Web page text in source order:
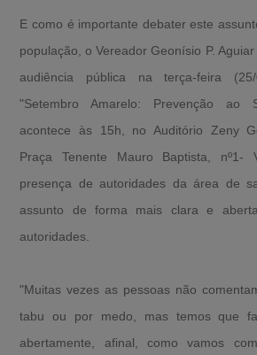
E como é importante debater este
população, o Vereador Geonísio P.
audiência pública na terça-feira
"Setembro Amarelo: Prevenção ao
acontece às 15h, no Auditório Zeny
Praça Tenente Mauro Baptista,
presença de autoridades da área de
assunto de forma mais clara e
autoridades.
"Muitas vezes as pessoas não
tabu ou por medo, mas temos que
abertamente, afinal, como vamos